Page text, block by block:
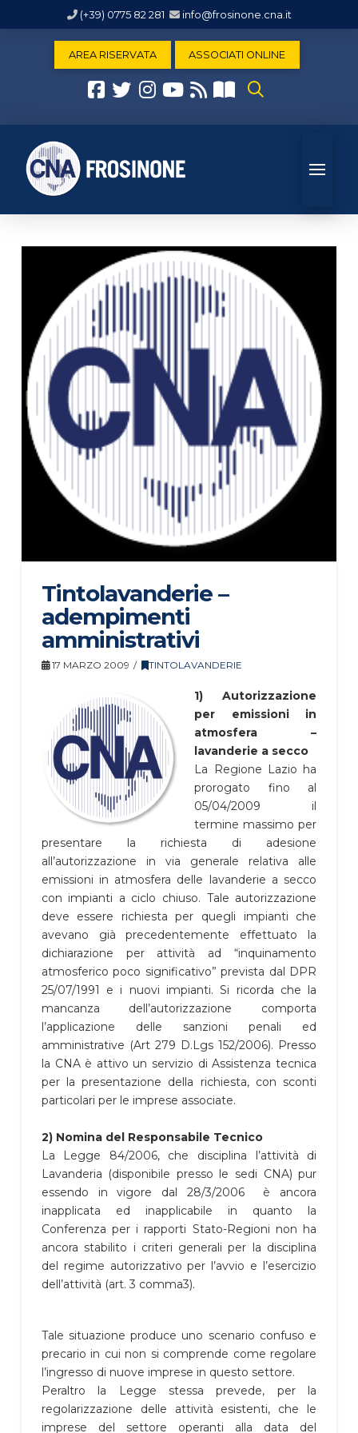
(+39) 0775 82 281 info@frosinone.cna.it
AREA RISERVATA ASSOCIATI ONLINE
Tintolavanderie –
adempimenti
amministrativi
17 MARZO 2009 TINTOLAVANDERIE
1) Autorizzazione
per emissioni in
atmosfera –
lavanderie a secco
La Regione Lazio ha
prorogato fino al
05/04/2009 il
termine massimo per
presentare la richiesta di adesione
all’autorizzazione in via generale relativa alle
emissioni in atmosfera delle lavanderie a secco
con impianti a ciclo chiuso. Tale autorizzazione
deve essere richiesta per quegli impianti che
avevano già precedentemente effettuato la
dichiarazione per attività ad “inquinamento
atmosferico poco significativo” prevista dal DPR
25/07/1991 e i nuovi impianti. Si ricorda che la
mancanza dell’autorizzazione comporta
l’applicazione delle sanzioni penali ed
amministrative (Art 279 D.Lgs 152/2006). Presso
la CNA è attivo un servizio di Assistenza tecnica
per la presentazione della richiesta, con sconti
particolari per le imprese associate.
2) Nomina del Responsabile Tecnico
La Legge 84/2006, che disciplina l’attività di
Lavanderia (disponibile presso le sedi CNA) pur
essendo in vigore dal 28/3/2006 è ancora
inapplicata ed inapplicabile in quanto la
Conferenza per i rapporti Stato-Regioni non ha
ancora stabilito i criteri generali per la disciplina
del regime autorizzativo per l’avvio e l’esercizio
dell’attività (art. 3 comma3).
Tale situazione produce uno scenario confuso e
precario in cui non si comprende come regolare
l’ingresso di nuove imprese in questo settore.
Peraltro la Legge stessa prevede, per la
regolarizzazione delle attività esistenti, che le
imprese del settore operanti alla data del